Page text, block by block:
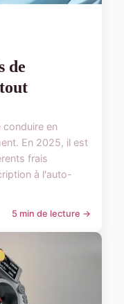
de
en
En 2025, il est
frais
à l'auto-
5 min de lecture →